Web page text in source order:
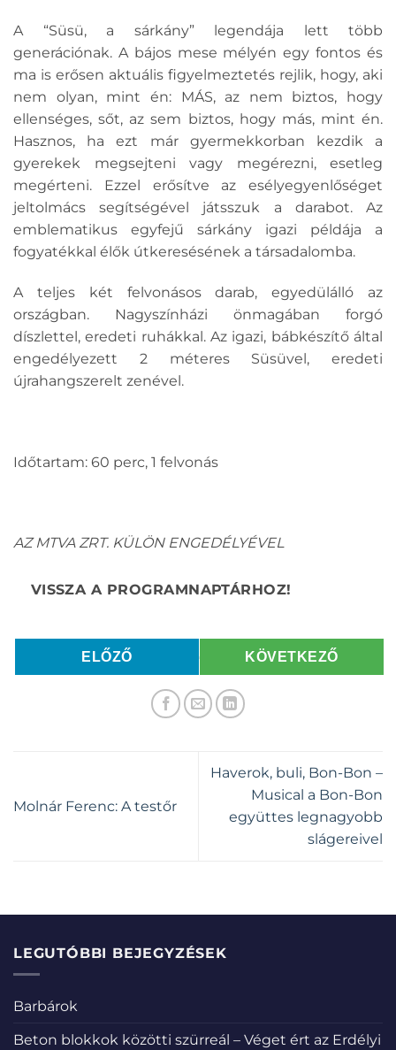
A “Süsü, a sárkány” legendája lett több
generációnak. A bájos mese mélyén egy fontos és
ma is erősen aktuális figyelmeztetés rejlik, hogy, aki
nem olyan, mint én: MÁS, az nem biztos, hogy
ellenséges, sőt, az sem biztos, hogy más, mint én.
Hasznos, ha ezt már gyermekkorban kezdik a
gyerekek megsejteni vagy megérezni, esetleg
megérteni. Ezzel erősítve az esélyegyenlőséget
jeltolmács segítségével játsszuk a darabot. Az
emblematikus egyfejű sárkány igazi példája a
fogyatékkal élők útkeresésének a társadalomba.
A teljes két felvonásos darab, egyedülálló az
országban. Nagyszínházi önmagában forgó
díszlettel, eredeti ruhákkal. Az igazi, bábkészítő által
engedélyezett 2 méteres Süsüvel, eredeti
újrahangszerelt zenével.
Időtartam: 60 perc, 1 felvonás
AZ MTVA ZRT. KÜLÖN ENGEDÉLYÉVEL
ELŐZŐ KÖVETKEZŐ
Molnár Ferenc: A testőr
Haverok, buli, Bon-Bon –
Musical a Bon-Bon
együttes legnagyobb
slágereivel
LEGUTÓBBI BEJEGYZÉSEK
Barbárok
Beton blokkok közötti szürreál – Véget ért az Erdélyi